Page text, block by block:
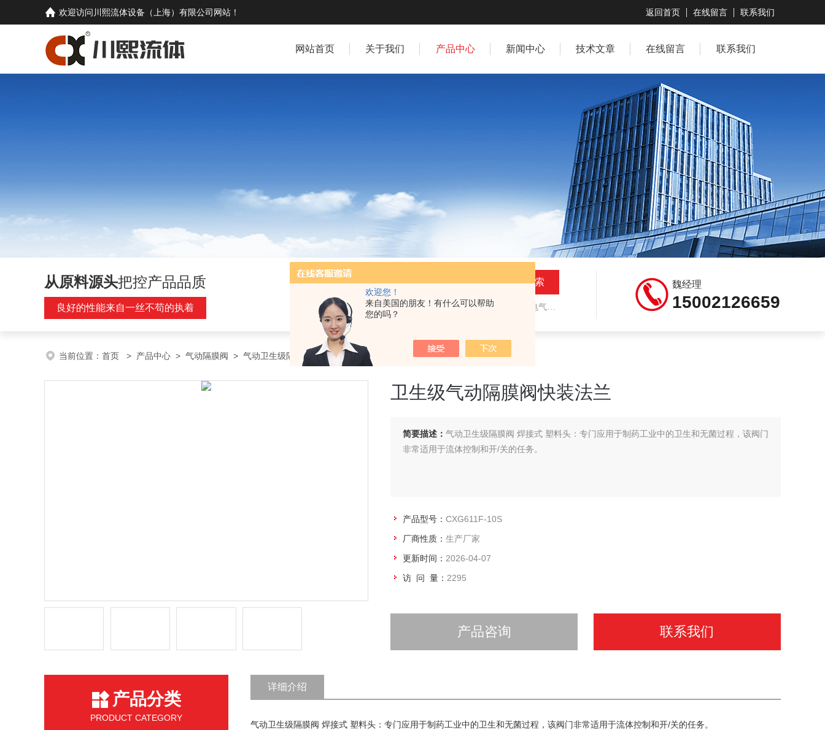
欢迎您！
来自美国的朋友！有什么可以帮助
您的吗？
欢迎访问 川熙流体设备（上海）有限公司 网站！ 返回首页 在线留言 联系我们
网站首页 关于我们 产品中心 新闻中心 技术文章 在线留言 联系我们
从原料源头把控产品品质
良好的性能来自一丝不苟的执着 热门关键词：气动隔膜阀,气动角座阀,电气动球阀,电气动蝶阀,比例调节阀
魏经理
15002126659
当前位置： 首页 > 产品中心 > 气动隔膜阀 > 气动卫生级隔膜阀 > CXG611F-10S卫生级气动隔膜阀快装法兰
卫生级气动隔膜阀快装法兰
简要描述： 气动卫生级隔膜阀 焊接式 塑料头：专门应用于制药工业中的卫生和无菌过程，该阀门
非常适用于流体控制和开/关的任务。
产品型号： CXG611F-10S
厂商性质： 生产厂家
更新时间： 2026-04-07
访 问 量： 2295
产品咨询 联系我们
产品分类
PRODUCT CATEGORY
详细介绍
气动卫生级隔膜阀 焊接式 塑料头：专门应用于制药工业中的卫生和无菌过程，该阀门非常适用于流体控制和开/关的任务。